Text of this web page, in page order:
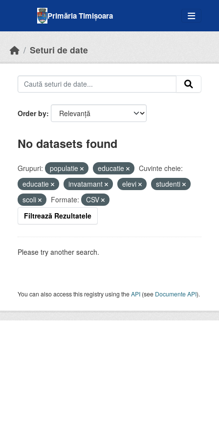
Primăria Timișoara
Seturi de date
Order by
No datasets found
Grupuri: populatie educatie
Cuvinte cheie:
educatie
invatamant elevi
studenti
scoli
Formate:
CSV
Filtrează Rezultatele
Please try another search.
You can also access this registry using theAPI (see Documente API).